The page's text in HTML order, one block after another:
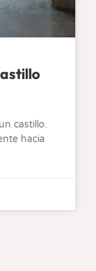
castillo.
hacia